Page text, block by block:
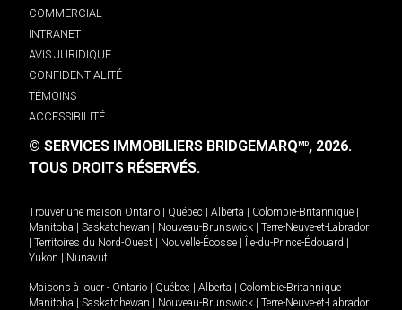
COMMERCIAL
INTRANET
AVIS JURIDIQUE
CONFIDENTIALITÉ
TÉMOINS
ACCESSIBILITÉ
© SERVICES IMMOBILIERS BRIDGEMARQMD, 2026.
TOUS DROITS RÉSERVÉS.
Trouver une maison Ontario | Québec | Alberta | Colombie-Britannique |
Manitoba | Saskatchewan | Nouveau-Brunswick | Terre-Neuve-et-Labrador
| Territoires du Nord-Ouest | Nouvelle-Écosse | Île-du-Prince-Édouard |
Yukon | Nunavut
Maisons à louer - Ontario | Québec | Alberta | Colombie-Britannique |
Manitoba | Saskatchewan | Nouveau-Brunswick | Terre-Neuve-et-Labrador